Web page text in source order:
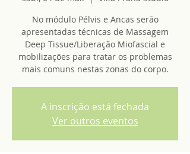
No módulo Pélvis e Ancas serão
apresentadas técnicas de Massagem
Deep Tissue/Liberação Miofascial e
mobilizações para tratar os problemas
mais comuns nestas zonas do corpo.
A inscrição está fechada
Ver outros eventos